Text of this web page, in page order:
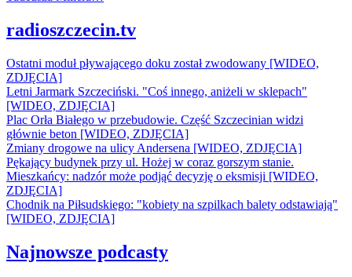
radioszczecin.tv
Ostatni moduł pływającego doku został zwodowany [WIDEO,
ZDJĘCIA]
Letni Jarmark Szczeciński. "Coś innego, aniżeli w sklepach"
[WIDEO, ZDJĘCIA]
Plac Orła Białego w przebudowie. Część Szczecinian widzi
głównie beton [WIDEO, ZDJĘCIA]
Zmiany drogowe na ulicy Andersena [WIDEO, ZDJĘCIA]
Pękający budynek przy ul. Hożej w coraz gorszym stanie.
Mieszkańcy: nadzór może podjąć decyzję o eksmisji [WIDEO,
ZDJĘCIA]
Chodnik na Piłsudskiego: "kobiety na szpilkach balety odstawiają"
[WIDEO, ZDJĘCIA]
Najnowsze podcasty